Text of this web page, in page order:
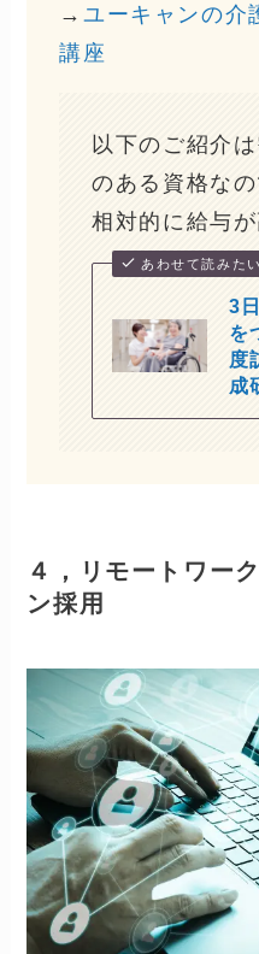
→ ユーキャンの
講座
以下のご紹介
のある資格な
相対的に給与が
あわせて読みたい
3
を
度
成
４，リモートワー
ン採用